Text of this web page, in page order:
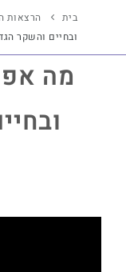
לומדים עם BIZCO
בית הרצאות
ובחיים והשקר
מה